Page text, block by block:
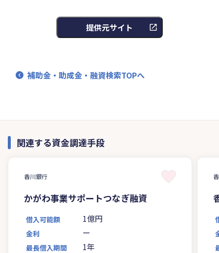
提供元サイト
補助金・助成金・融資検索TOPへ
関連する資金調達手段
香川銀行
かがわ事業サポートつなぎ融資
借入可能額 1億円
金利 ー
最長借入期間 1年